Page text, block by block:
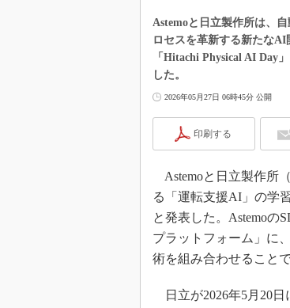
Astemoと日立製作所は、
ロセスを革新する新たな
「Hitachi Physical AI Day
した。
2026年05月27日 06時45分 公開
印刷する
Astemoと日立製作所
る「運転支援AI」の学
と発表した。Astemoの
プラットフォーム」に
術を組み合わせること
日立が2026年5月20日